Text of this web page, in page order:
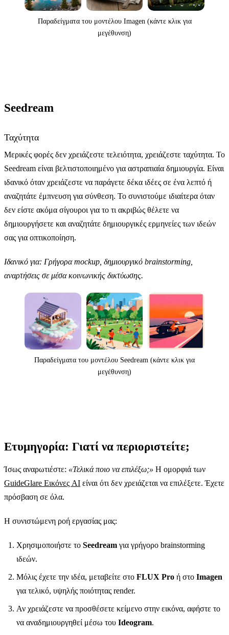
Παραδείγματα του μοντέλου Imagen (κάντε κλικ για
μεγέθυνση)
Seedream
Ταχύτητα
Μερικές φορές δεν χρειάζεστε τελειότητα, χρειάζεστε ταχύτητα. Το
Seedream είναι βελτιστοποιημένο για αστραπιαία δημιουργία. Είναι
ιδανικό όταν χρειάζεστε να παράγετε δέκα ιδέες σε ένα λεπτό ή
αναζητάτε έμπνευση για σύνθεση. Το συνιστούμε ιδιαίτερα όταν
δεν είστε ακόμα σίγουροι για το τι ακριβώς θέλετε να
δημιουργήσετε και αναζητάτε δημιουργικές ερμηνείες των ιδεών
σας για οπτικοποίηση.
Ιδανικό για: Γρήγορα mockup, δημιουργικό brainstorming,
αναρτήσεις σε μέσα κοινωνικής δικτύωσης.
Παραδείγματα του μοντέλου Seedream (κάντε κλικ για
μεγέθυνση)
Ετυμηγορία: Γιατί να περιοριστείτε;
Ίσως αναρωτιέστε: «Τελικά ποιο να επιλέξω;» Η ομορφιά των
GuideGlare Εικόνες AI είναι ότι δεν χρειάζεται να επιλέξετε. Έχετε
πρόσβαση σε όλα.
Η συνιστώμενη ροή εργασίας μας:
Χρησιμοποιήστε το Seedream για γρήγορο brainstorming
ιδεών.
Μόλις έχετε την ιδέα, μεταβείτε στο FLUX Pro ή στο Imagen
για τελικό, υψηλής ποιότητας render.
Αν χρειάζεστε να προσθέσετε κείμενο στην εικόνα, αφήστε το
να αναδημιουργηθεί μέσω του Ideogram.